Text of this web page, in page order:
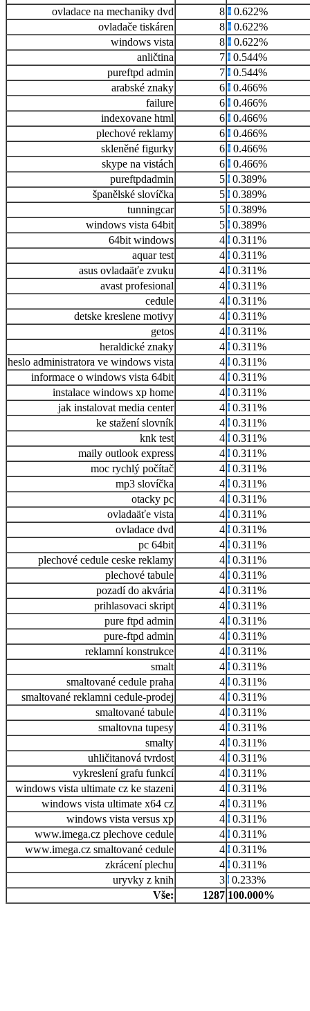
ovladace na mechaniky dvd
8
0.622%
ovladače tiskáren
8
0.622%
windows vista
8
0.622%
anličtina
7
0.544%
pureftpd admin
7
0.544%
arabské znaky
6
0.466%
failure
6
0.466%
indexovane html
6
0.466%
plechové reklamy
6
0.466%
skleněné figurky
6
0.466%
skype na vistách
6
0.466%
pureftpdadmin
5
0.389%
španělské slovíčka
5
0.389%
tunningcar
5
0.389%
windows vista 64bit
5
0.389%
64bit windows
4
0.311%
aquar test
4
0.311%
asus ovladaäťe zvuku
4
0.311%
avast profesional
4
0.311%
cedule
4
0.311%
detske kreslene motivy
4
0.311%
getos
4
0.311%
heraldické znaky
4
0.311%
heslo administratora ve windows vista
4
0.311%
informace o windows vista 64bit
4
0.311%
instalace windows xp home
4
0.311%
jak instalovat media center
4
0.311%
ke stažení slovník
4
0.311%
knk test
4
0.311%
maily outlook express
4
0.311%
moc rychlý počítač
4
0.311%
mp3 slovíčka
4
0.311%
otacky pc
4
0.311%
ovladaäťe vista
4
0.311%
ovladace dvd
4
0.311%
pc 64bit
4
0.311%
plechové cedule ceske reklamy
4
0.311%
plechové tabule
4
0.311%
pozadí do akvária
4
0.311%
prihlasovaci skript
4
0.311%
pure ftpd admin
4
0.311%
pure-ftpd admin
4
0.311%
reklamní konstrukce
4
0.311%
smalt
4
0.311%
smaltované cedule praha
4
0.311%
smaltované reklamni cedule-prodej
4
0.311%
smaltované tabule
4
0.311%
smaltovna tupesy
4
0.311%
smalty
4
0.311%
uhličitanová tvrdost
4
0.311%
vykreslení grafu funkcí
4
0.311%
windows vista ultimate cz ke stazeni
4
0.311%
windows vista ultimate x64 cz
4
0.311%
windows vista versus xp
4
0.311%
www.imega.cz plechove cedule
4
0.311%
www.imega.cz smaltované cedule
4
0.311%
zkrácení plechu
4
0.311%
uryvky z knih
3 0.233%
Vše:
1287 100.000%